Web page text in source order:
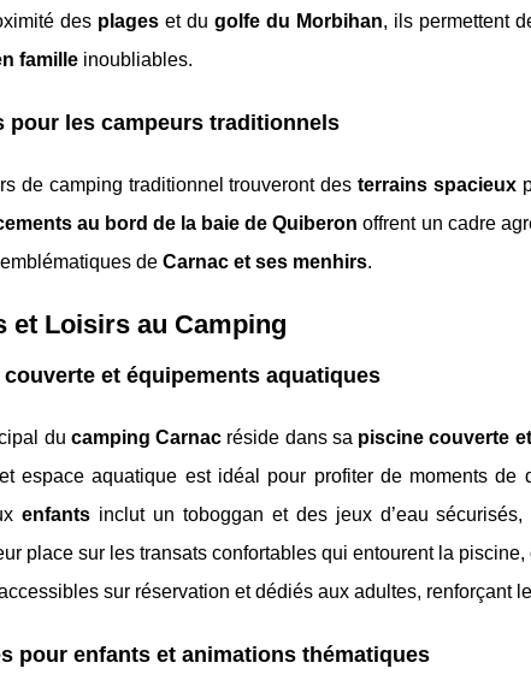
des plages et du golfe du Morbihan, ils permettent
famille inoubliables.
pour les campeurs traditionnels
de camping traditionnel trouveront desterrains spacieux
au bord de la baie de Quiberon offrent un cadre
de Carnac et ses menhirs.
et Loisirs au Camping
et équipements aquatiques
du camping Carnac réside dans sa piscine couverte
espace aquatique est idéal pour profiter de moments
enfantsinclut un toboggan et des jeux d’eau
place sur les transats confortables qui entourent la
sur réservation et dédiés aux adultes, renforçant
pour enfants et animations thématiques